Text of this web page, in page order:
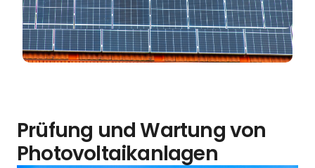
Prüfung und Wartung von
Photovoltaikanlagen